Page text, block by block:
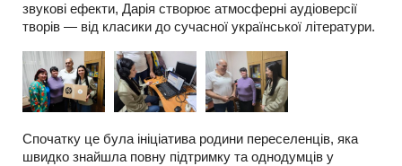
звукові ефекти, Дарія створює атмосферні аудіоверсії
творів — від класики до сучасної української літератури.
Спочатку це була ініціатива родини переселенців, яка
швидко знайшла повну підтримку та однодумців у